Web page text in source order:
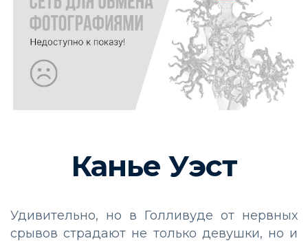
Канье Уэст
Удивительно, но в Голливуде от нервных
срывов страдают не только девушки, но и